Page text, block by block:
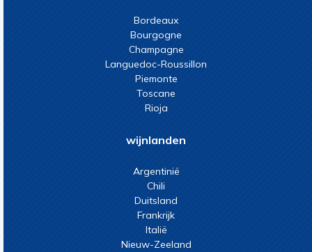
Bordeaux
Bourgogne
Champagne
Languedoc-Roussillon
Piemonte
Toscane
Rioja
wijnlanden
Argentinië
Chili
Duitsland
Frankrijk
Italië
Nieuw-Zeeland